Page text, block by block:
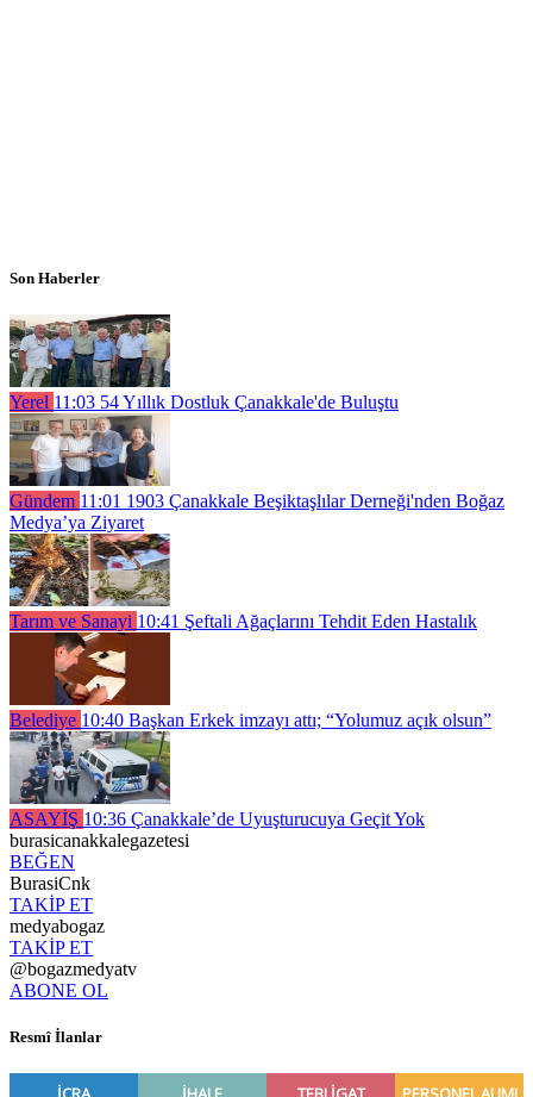
Son Haberler
Yerel 11:03 54 Yıllık Dostluk Çanakkale'de Buluştu
Gündem 11:01 1903 Çanakkale Beşiktaşlılar Derneği'nden Boğaz
Medya’ya Ziyaret
Tarım ve Sanayi 10:41 Şeftali Ağaçlarını Tehdit Eden Hastalık
Belediye 10:40 Başkan Erkek imzayı attı; “Yolumuz açık olsun”
ASAYİŞ 10:36 Çanakkale’de Uyuşturucuya Geçit Yok
burasicanakkalegazetesi
BEĞEN
BurasiCnk
TAKİP ET
medyabogaz
TAKİP ET
@bogazmedyatv
ABONE OL
Resmî İlanlar